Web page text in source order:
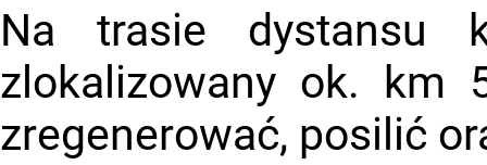
Na trasie dystansu
zlokalizowany ok. km
zregenerować, posilić